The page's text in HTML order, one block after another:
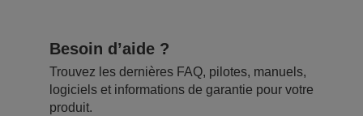
Besoin d’aide ?
Trouvez les dernières FAQ, pilotes, manuels,
logiciels et informations de garantie pour votre
produit.